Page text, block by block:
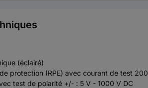
(éclairé)
protection (RPE) avec courant de test
test de polarité +/- : 5 V - 1000 V DC